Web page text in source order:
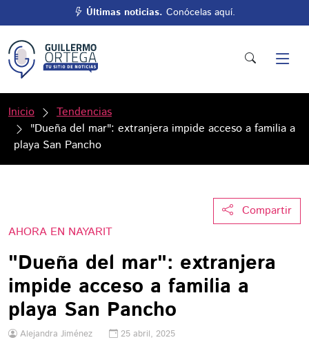
Últimas noticias. Conócelas aquí.
Inicio
Tendencias
"Dueña del mar": extranjera impide acceso a familia a
playa San Pancho
Compartir
AHORA EN NAYARIT
"Dueña del mar": extranjera
impide acceso a familia a
playa San Pancho
Alejandra Jiménez 25 abril, 2025